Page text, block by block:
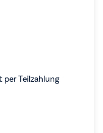
Teilzahlung